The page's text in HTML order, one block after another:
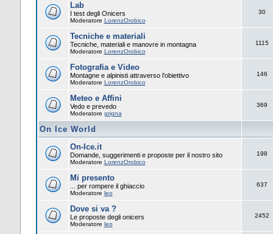
Lab
I test degli Onicers
Moderatore LorenzOrobico
30
Tecniche e materiali
Tecniche, materiali e manovre in montagna
Moderatore LorenzOrobico
1115
Fotografia e Video
Montagne e alpinisti attraverso l'obiettivo
Moderatore LorenzOrobico
146
Meteo e Affini
Vedo e prevedo
Moderatore grigna
369
On Ice World
On-Ice.it
Domande, suggerimenti e proposte per il nostro sito
Moderatore LorenzOrobico
198
Mi presento
... per rompere il ghiaccio
Moderatore leo
637
Dove si va ?
Le proposte degli onicers
Moderatore leo
2452